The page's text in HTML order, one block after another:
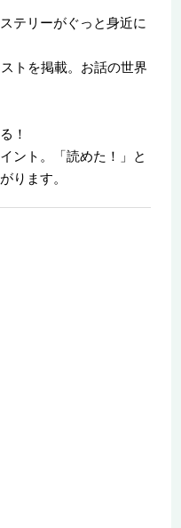
テリーがぐっと身近に
トを掲載。お話の世界
！
ント。「読めた！」と
ります。